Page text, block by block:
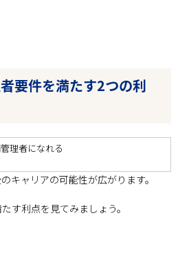
要件を満たす2つの利
理者になれる
キャリアの可能性が広がります。
す利点を見てみましょう。